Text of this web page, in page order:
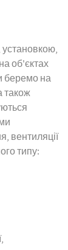
об'єктах
беремо на
також
вентиляції
типу: